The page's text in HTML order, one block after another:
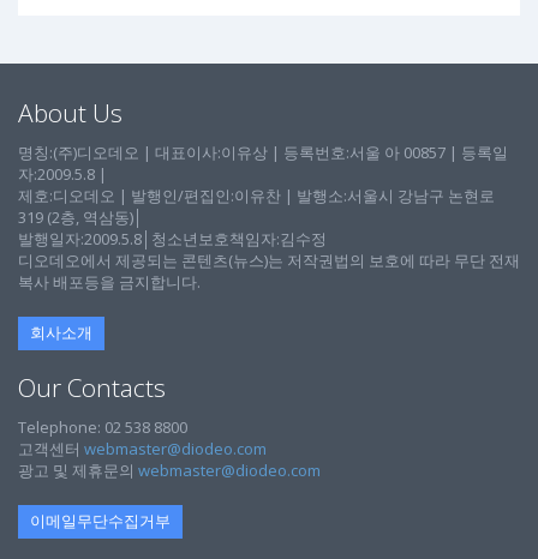
About Us
명칭:(주)디오데오 | 대표이사:이유상 | 등록번호:서울 아 00857 | 등록일
자:2009.5.8 |
제호:디오데오 | 발행인/편집인:이유찬 | 발행소:서울시 강남구 논현로
319 (2층, 역삼동)│
발행일자:2009.5.8│청소년보호책임자:김수정
디오데오에서 제공되는 콘텐츠(뉴스)는 저작권법의 보호에 따라 무단 전재
복사 배포등을 금지합니다.
회사소개
Our Contacts
Telephone: 02 538 8800
고객센터 webmaster@diodeo.com
광고 및 제휴문의 webmaster@diodeo.com
이메일무단수집거부